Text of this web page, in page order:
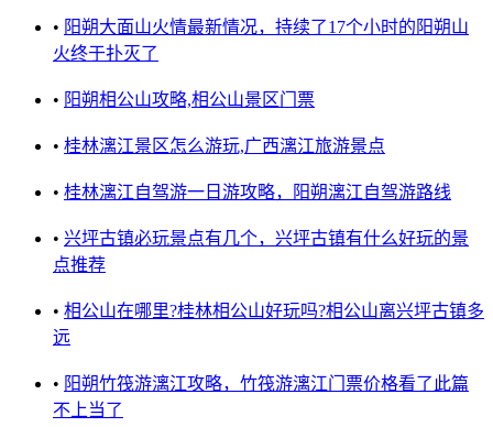
• 阳朔大面山火情最新情况，持续了17个小时的阳朔山
火终于扑灭了
• 阳朔相公山攻略,相公山景区门票
• 桂林漓江景区怎么游玩,广西漓江旅游景点
• 桂林漓江自驾游一日游攻略，阳朔漓江自驾游路线
• 兴坪古镇必玩景点有几个，兴坪古镇有什么好玩的景
点推荐
• 相公山在哪里?桂林相公山好玩吗?相公山离兴坪古镇多
远
• 阳朔竹筏游漓江攻略，竹筏游漓江门票价格看了此篇
不上当了